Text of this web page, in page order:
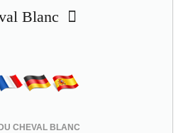
Blanc
CHEVAL BLANC